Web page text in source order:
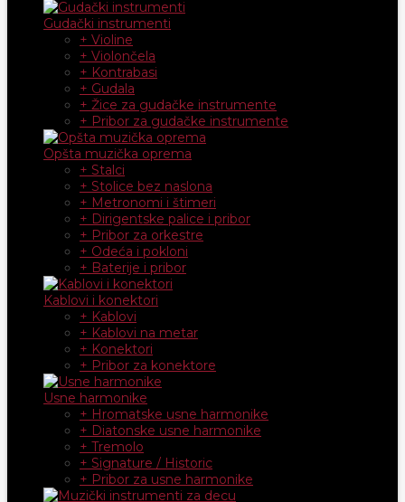
Gudački instrumenti
+ Violine
+ Violončela
+ Kontrabasi
+ Gudala
+ Žice za gudačke instrumente
+ Pribor za gudačke instrumente
Opšta muzička oprema
+ Stalci
+ Stolice bez naslona
+ Metronomi i štimeri
+ Dirigentske palice i pribor
+ Pribor za orkestre
+ Odeća i pokloni
+ Baterije i pribor
Kablovi i konektori
+ Kablovi
+ Kablovi na metar
+ Konektori
+ Pribor za konektore
Usne harmonike
+ Hromatske usne harmonike
+ Diatonske usne harmonike
+ Tremolo
+ Signature / Historic
+ Pribor za usne harmonike